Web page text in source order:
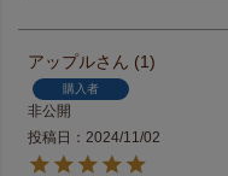
アップル 1
購入者
非公開
投稿日
2024/11/02